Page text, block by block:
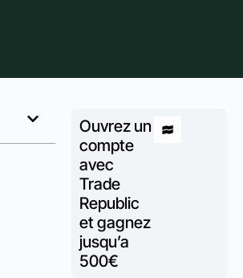
Ouvrez un
compte
avec
Trade
Republic
et gagnez
jusqu’a
500€